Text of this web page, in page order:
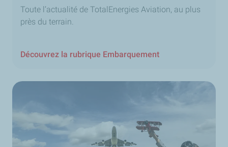
Toute l’actualité de TotalEnergies Aviation, au plus
près du terrain.
Découvrez la rubrique Embarquement